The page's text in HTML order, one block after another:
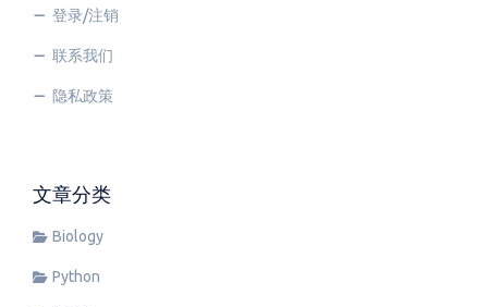
登录/注销
联系我们
隐私政策
文章分类
Biology
Python